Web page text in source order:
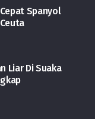
Spanyol
Liar Di Suaka